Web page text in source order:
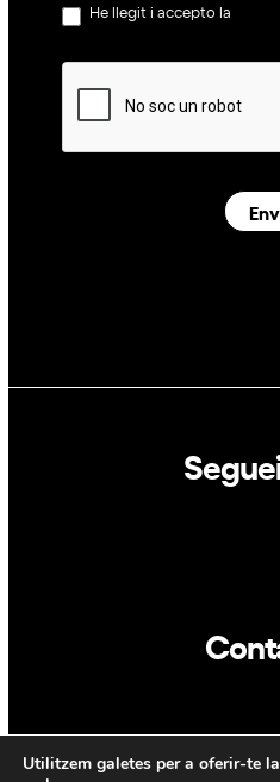
He llegit i accepto la
Utilitzem galetes per a oferir-te